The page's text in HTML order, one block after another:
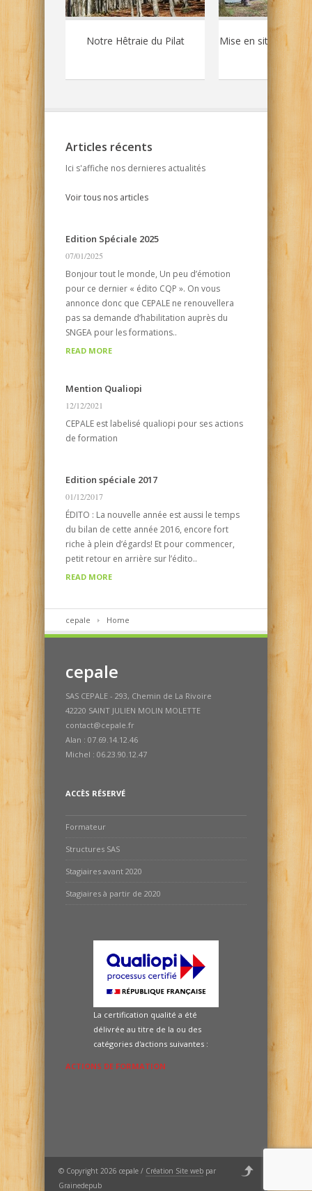
Notre Hêtraie du Pilat Mise en situation
Articles récents
Ici s'affiche nos dernieres actualités
Voir tous nos articles
Edition Spéciale 2025
07/01/2025
Bonjour tout le monde, Un peu d’émotion
pour ce dernier « édito CQP ». On vous
annonce donc que CEPALE ne renouvellera
pas sa demande d’habilitation auprès du
SNGEA pour les formations..
READ MORE
Mention Qualiopi
12/12/2021
CEPALE est labelisé qualiopi pour ses actions
de formation
Edition spéciale 2017
01/12/2017
ÉDITO : La nouvelle année est aussi le temps
du bilan de cette année 2016, encore fort
riche à plein d’égards! Et pour commencer,
petit retour en arrière sur l’édito..
READ MORE
cepale Home
cepale
SAS CEPALE - 293, Chemin de La Rivoire
42220 SAINT JULIEN MOLIN MOLETTE
contact@cepale.fr
Alan : 07.69.14.12.46
Michel : 06.23.90.12.47
ACCÈS RÉSERVÉ
Formateur
Structures SAS
Stagiaires avant 2020
Stagiaires à partir de 2020
La certification qualité a été
délivrée au titre de la ou des
catégories d'actions suivantes :
ACTIONS DE FORMATION
© Copyright 2026 cepale / Création Site web par
Grainedepub